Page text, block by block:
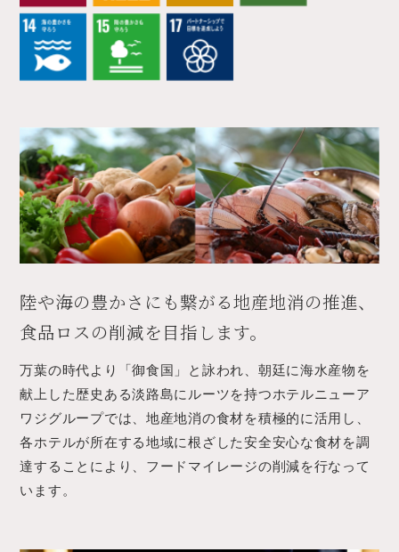
陸や海の豊かさにも繋がる地産地消の推進、
食品ロスの削減を目指します。
万葉の時代より「御食国」と詠われ、朝廷に海水産物を
献上した歴史ある淡路島にルーツを持つホテルニューア
ワジグループでは、地産地消の食材を積極的に活用し、
各ホテルが所在する地域に根ざした安全安心な食材を調
達することにより、フードマイレージの削減を行なって
います。